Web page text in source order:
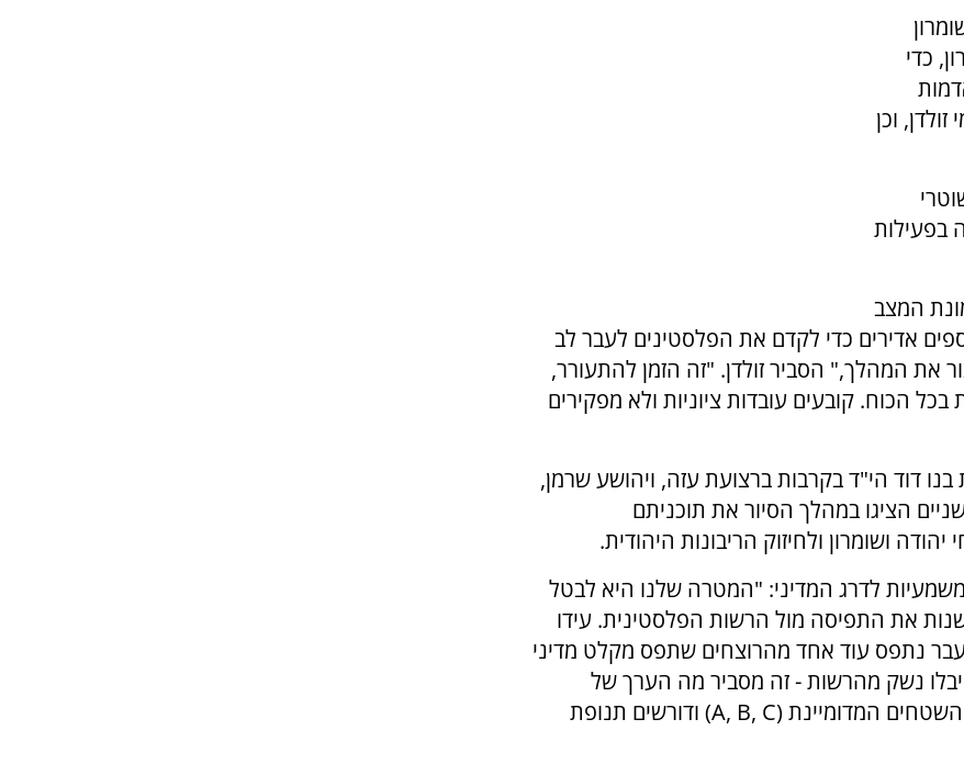
כדי
וכן
רואה בפעילות
המצב
אדירים כדי לקדם את הפלסטינים לעבר לב
את המהלך," הסביר זולדן. "זה הזמן להתעורר,
הכוח. קובעים עובדות ציוניות ולא מפקירים
דוד הי"ד בקרבות ברצועת עזה, ויהושע שרמן,
הציגו במהלך הסיור את תוכניתם
ושומרון ולחיזוק הריבונות היהודית.
משמעיות לדרג המדיני: "המטרה שלנו היא לבטל
את התפיסה מול הרשות הפלסטינית. עידו
נתפס עוד אחד מהרוצחים שתפס מקלט מדיני
נשק מהרשות - זה מסביר מה הערך של
הרשות הרוצחת הזו. אנו דורשים לבטל את חלוקת השטחים המדומיינת (A, B, C) ודורשים תנופת